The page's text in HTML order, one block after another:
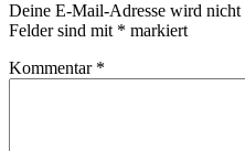
Deine E-Mail-Adresse wird
Felder sind mit * markiert
Kommentar *